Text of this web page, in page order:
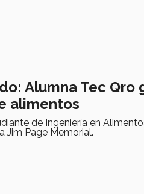
Alumna Tec Qro
alimentos
de Ingeniería en
Jim Page Memorial.